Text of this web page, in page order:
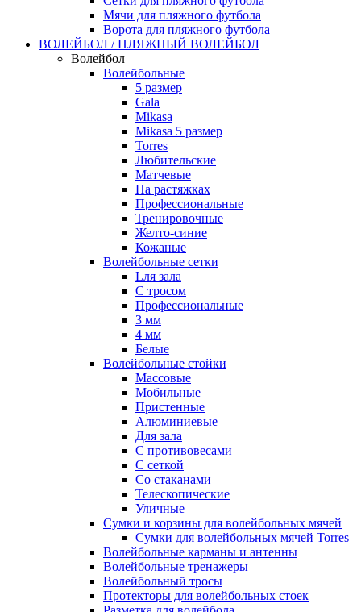
Мячи для пляжного футбола
Ворота для пляжного футбола
ВОЛЕЙБОЛ / ПЛЯЖНЫЙ ВОЛЕЙБОЛ
Волейбол
Волейбольные
5 размер
Gala
Mikasa
Mikasa 5 размер
Torres
Любительские
Матчевые
На растяжках
Профессиональные
Тренировочные
Желто-синие
Кожаные
Волейбольные сетки
Lля зала
C тросом
Профессиональные
3 мм
4 мм
Белые
Волейбольные стойки
Массовые
Мобильные
Пристенные
Алюминиевые
Для зала
С противовесами
С сеткой
Со стаканами
Телескопические
Уличные
Сумки и корзины для волейбольных мячей
Сумки для волейбольных мячей Torres
Волейбольные карманы и антенны
Волейбольные тренажеры
Волейбольный тросы
Протекторы для волейбольных стоек